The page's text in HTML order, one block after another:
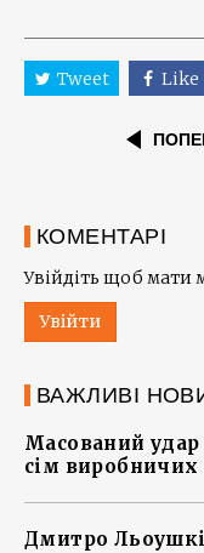
Tweet Like
КОМЕНТАРІ
Увійдіть щоб мати
Увійти
ВАЖЛИВІ
Масований
сім виробничих
Дмитро